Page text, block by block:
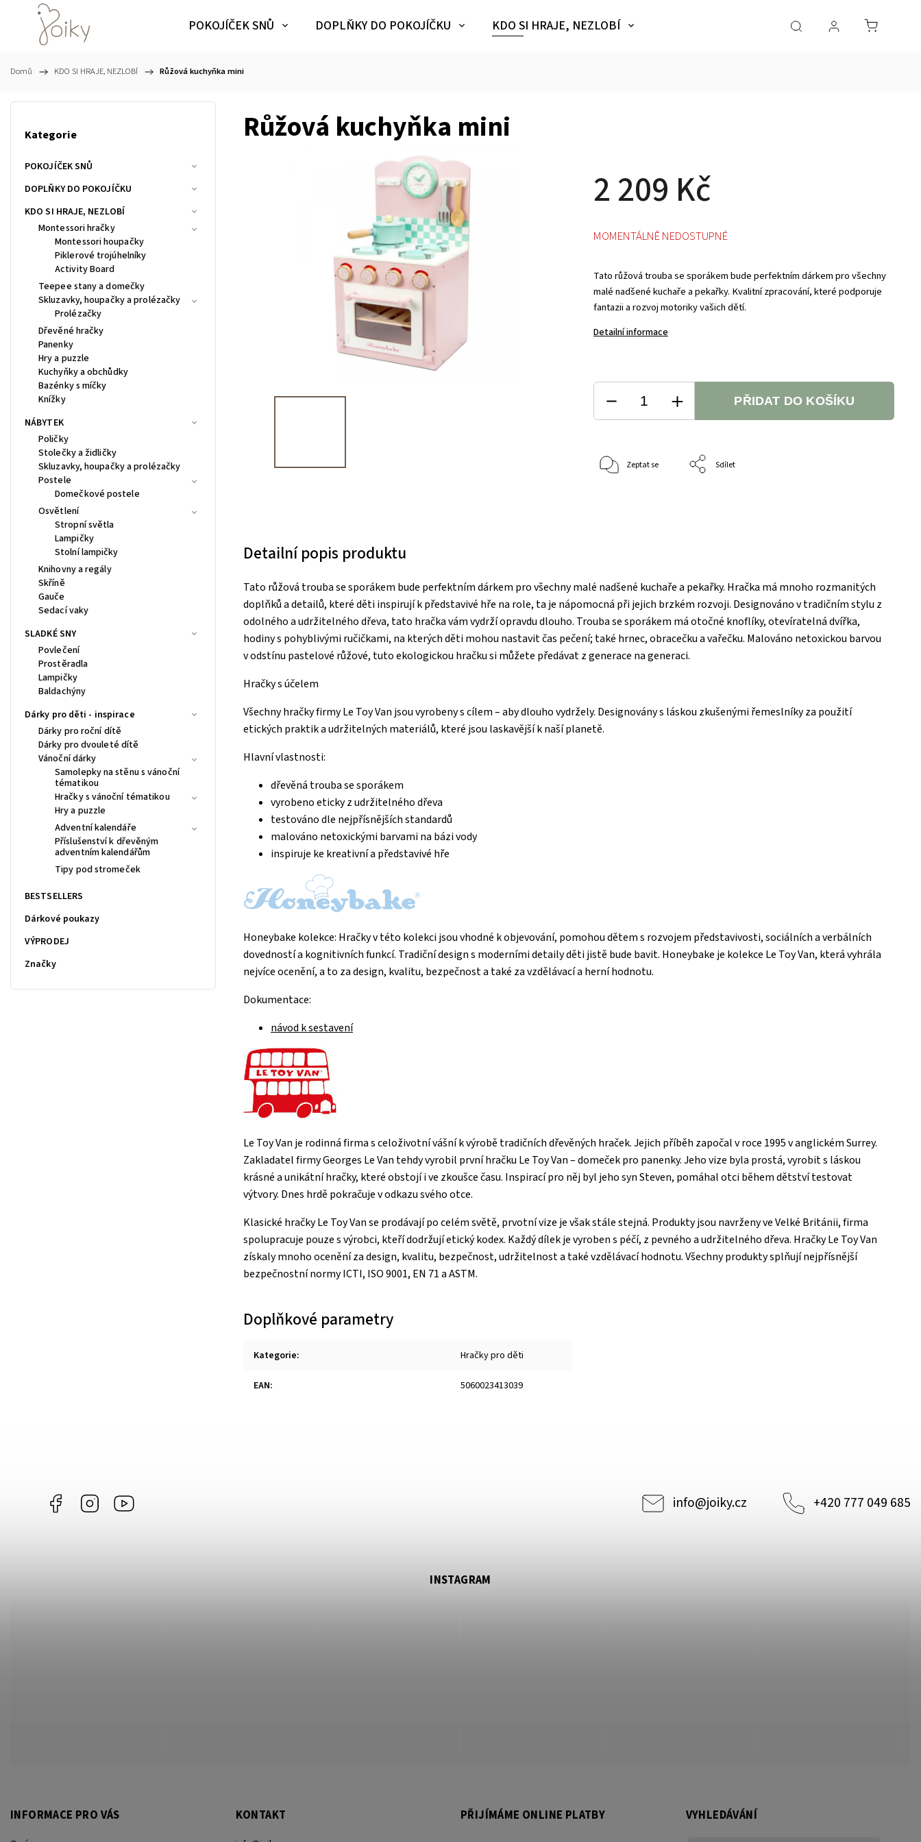
POKOJÍČEK SNŮ DOPLŇKY DO POKOJÍČKU KDO SI HRAJE, NEZLOBÍ SLADKÉ SNY Dárky pro
Domů / KDO SI HRAJE, NEZLOBÍ / Růžová kuchyňka mini
Kategorie
POKOJÍČEK SNŮ
DOPLŇKY DO POKOJÍČKU
KDO SI HRAJE, NEZLOBÍ
Montessori hračky
Montessori houpačky
Piklerové trojúhelníky
Activity Board
Teepee stany a domečky
Skluzavky, houpačky a prolézačky
Prolézačky
Dřevěné hračky
Panenky
Hry a puzzle
Kuchyňky a obchůdky
Bazénky s míčky
Knížky
NÁBYTEK
Poličky
Stolečky a židličky
Skluzavky, houpačky a prolézačky
Postele
Domečkové postele
Osvětlení
Stropní světla
Lampičky
Stolní lampičky
Knihovny a regály
Skříně
Gauče
Sedací vaky
SLADKÉ SNY
Povlečení
Prostěradla
Lampičky
Baldachýny
Dárky pro děti - inspirace
Dárky pro roční dítě
Dárky pro dvouleté dítě
Vánoční dárky
Samolepky na stěnu s vánoční
tématikou
Hračky s vánoční tématikou
Hry a puzzle
Adventní kalendáře
Příslušenství k dřevěným
adventním kalendářům
Tipy pod stromeček
BESTSELLERS
Dárkové poukazy
VÝPRODEJ
Značky
Růžová kuchyňka mini
2 209 Kč
Tato růžová trouba se sporákem bude perfektním dárkem pro všechny
malé nadšené kuchaře a pekařky. Kvalitní zpracování, které podporuje
fantazii a rozvoj motoriky vašich dětí.
Detailní informace
MOMENTÁLNĚ NEDOSTUPNÉ
PŘIDAT DO KOŠÍKU
Zeptat se Sdílet
Detailní popis produktu
Tato růžová trouba se sporákem bude perfektním dárkem pro všechny malé nadšené kuchaře a pekařky. Hračka má mnoho rozmanitých
doplňků a detailů, které děti inspirují k představivé hře na role, ta je nápomocná při jejich brzkém rozvoji. Designováno v tradičním stylu z
odolného a udržitelného dřeva, tato hračka vám vydrží opravdu dlouho. Trouba se sporákem má otočné knoflíky, otevíratelná dvířka,
hodiny s pohyblivými ručičkami, na kterých děti mohou nastavit čas pečení; také hrnec, obracečku a vařečku. Malováno netoxickou barvou
v odstínu pastelové růžové, tuto ekologickou hračku si můžete předávat z generace na generaci.
Hračky s účelem
Všechny hračky firmy Le Toy Van jsou vyrobeny s cílem – aby dlouho vydržely. Designovány s láskou zkušenými řemeslníky za použití
etických praktik a udržitelných materiálů, které jsou laskavější k naší planetě.
Hlavní vlastnosti:
dřevěná trouba se sporákem
vyrobeno eticky z udržitelného dřeva
testováno dle nejpřísnějších standardů
malováno netoxickými barvami na bázi vody
inspiruje ke kreativní a představivé hře
Honeybake kolekce: Hračky v této kolekci jsou vhodné k objevování, pomohou dětem s rozvojem představivosti, sociálních a verbálních
dovedností a kognitivních funkcí. Tradiční design s moderními detaily děti jistě bude bavit. Honeybake je kolekce Le Toy Van, která vyhrála
nejvíce ocenění, a to za design, kvalitu, bezpečnost a také za vzdělávací a herní hodnotu.
Dokumentace:
návod k sestavení
Le Toy Van je rodinná firma s celoživotní vášní k výrobě tradičních dřevěných hraček. Jejich příběh započal v roce 1995 v anglickém Surrey.
Zakladatel firmy Georges Le Van tehdy vyrobil první hračku Le Toy Van – domeček pro panenky. Jeho vize byla prostá, vyrobit s láskou
krásné a unikátní hračky, které obstojí i ve zkoušce času. Inspirací pro něj byl jeho syn Steven, pomáhal otci během dětství testovat
výtvory. Dnes hrdě pokračuje v odkazu svého otce.
Klasické hračky Le Toy Van se prodávají po celém světě, prvotní vize je však stále stejná. Produkty jsou navrženy ve Velké Británii, firma
spolupracuje pouze s výrobci, kteří dodržují etický kodex. Každý dílek je vyroben s péčí, z pevného a udržitelného dřeva. Hračky Le Toy Van
získaly mnoho ocenění za design, kvalitu, bezpečnost, udržitelnost a také vzdělávací hodnotu. Všechny produkty splňují nejpřísnější
bezpečnostní normy ICTI, ISO 9001, EN 71 a ASTM.
Doplňkové parametry
Kategorie: Hračky pro děti
EAN: 5060023413039
Facebook Instagram info@joiky.cz +420 777 049 685
INFORMACE PRO VÁS KONTAKT PŘIJÍMÁME ONLINE PLATBY
INSTAGRAM
VYHLEDÁVÁNÍ